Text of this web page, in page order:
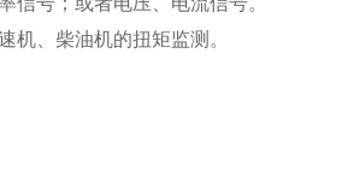
机、柴油机的扭矩监测。